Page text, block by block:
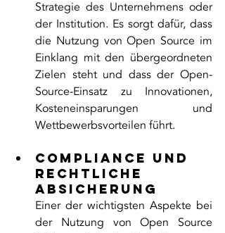
Strategie des Unternehmens oder
der Institution. Es sorgt dafür, dass
die Nutzung von Open Source im
Einklang mit den übergeordneten
Zielen steht und dass der Open-
Source-Einsatz zu Innovationen,
Kosteneinsparungen und
Wettbewerbsvorteilen führt.
Compliance und
rechtliche
Absicherung
Einer der wichtigsten Aspekte bei
der Nutzung von Open Source